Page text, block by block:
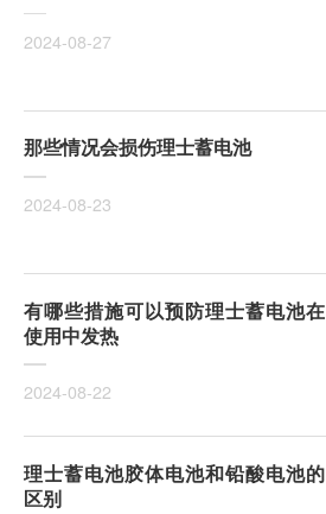
2024-08-27
那些情况会损伤理士蓄电池
2024-08-23
有哪些措施可以预防理士蓄电池在
使用中发热
2024-08-22
理士蓄电池胶体电池和铅酸电池的
区别